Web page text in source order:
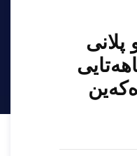
پلانی